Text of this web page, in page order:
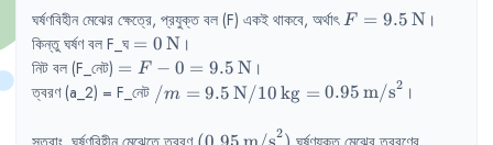
1.5\,\text{N}
= 8\,\text{N}
0.8\,\text{m/s}^{2}
ঘর্ষণবিহীন মেঝের ক্ষেত্রে, প্রযুক্ত বল (F) একই থাকবে, অর্থাৎ F =
F = 9.5 N।
কিন্তু ঘর্ষণ বল F_ঘ =
0\,\text{N}
= 0 N।
নিট বল (F_নেট) = F - 0 =
9.5\,\text{N}
= F − 0 = 9.5 N।
ত্বরণ (a_2) = F_নেট / m = 9.5\,\text{N} /
0.95\,\text{m/s}^{2}
/m = 9.5 N/10 kg = 0.95 m/s2 ।
(0.95\,\text{m/s}^{2})
2